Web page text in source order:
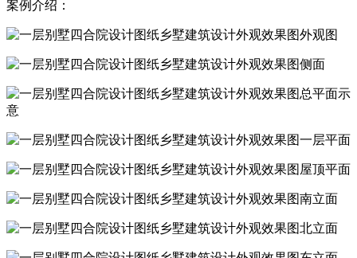
案例介绍：